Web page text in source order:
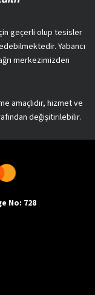
geçerli olup tesisler
Yabancı
merkezimizden
amaçlıdır, hizmet ve
değişitirilebilir.
No: 728